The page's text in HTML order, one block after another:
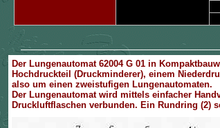
Der Lungenautomat 62004 G 01 in
Hochdruckteil (Druckminderer), einem
also um einen zweistufigen Lungenautomaten.
Der Lungenautomat wird mittels einfacher
Druckluftflaschen verbunden. Ein Rundring (2)